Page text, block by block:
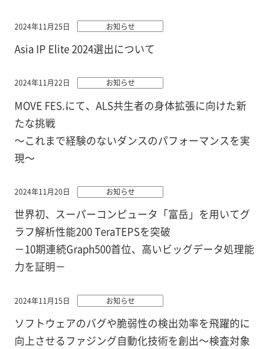
2024年11月25日 お知らせ
Asia IP Elite 2024選出について
2024年11月22日 お知らせ
MOVE FES.にて、ALS共生者の身体拡張に向けた新
たな挑戦
～これまで経験のないダンスのパフォーマンスを実
現～
2024年11月20日 お知らせ
世界初、スーパーコンピュータ「富岳」を用いてグ
ラフ解析性能200 TeraTEPSを突破
－10期連続Graph500首位、高いビッグデータ処理能
力を証明－
2024年11月15日 お知らせ
ソフトウェアのバグや脆弱性の検出効率を飛躍的に
向上させるファジング自動化技術を創出～検査対象